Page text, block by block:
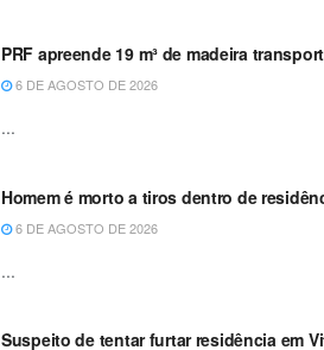
PRF apreende 19 m³ de madeira
6 DE AGOSTO DE 2026
...
Homem é morto a tiros dentro de
6 DE AGOSTO DE 2026
...
Suspeito de tentar furtar residência em